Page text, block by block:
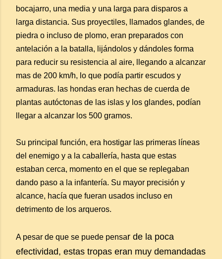
bocajarro, una media y una larga para disparos a
larga distancia. Sus proyectiles, llamados glandes, de
piedra o incluso de plomo, eran preparados con
antelación a la batalla, lijándolos y dándoles forma
para reducir su resistencia al aire, llegando a alcanzar
mas de 200 km/h, lo que podía partir escudos y
armaduras. las hondas eran hechas de cuerda de
plantas autóctonas de las islas y los glandes, podían
llegar a alcanzar los 500 gramos.
Su principal función, era hostigar las primeras líneas
del enemigo y a la caballería, hasta que estas
estaban cerca, momento en el que se replegaban
dando paso a la infantería. Su mayor precisión y
alcance, hacía que fueran usados incluso en
detrimento de los arqueros.
A pesar de que se puede pensar de la poca
efectividad, estas tropas eran muy demandadas